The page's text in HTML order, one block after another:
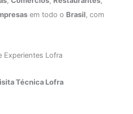
em todo o Brasil, com
Experientes Lofra
Técnica Lofra